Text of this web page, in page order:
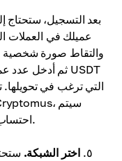
بعد التسجيل، ستحتاج
عميلك في العملات
والتقاط صورة شخصية
التي ترغب في تحويلها.
احتساب الرسوم تلقائيًا وعرضها لك قبل الإرسال.
٥. اختر الشبكة.